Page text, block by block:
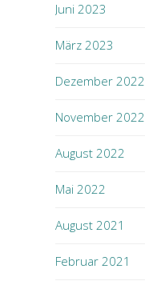
Juni 2023
März 2023
Dezember 2022
November 2022
August 2022
Mai 2022
August 2021
Februar 2021